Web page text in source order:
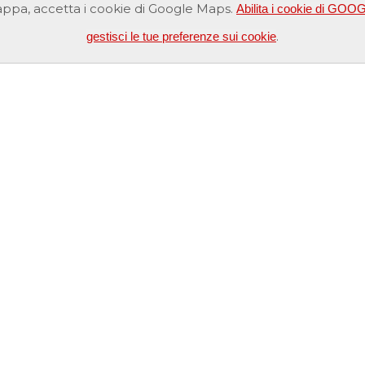
accetta i cookie di Google Maps. Abilita i cookie di
gestisci le tue preferenze sui cookie.